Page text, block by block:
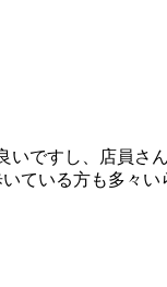
ですし、店員さ
ている方も多々